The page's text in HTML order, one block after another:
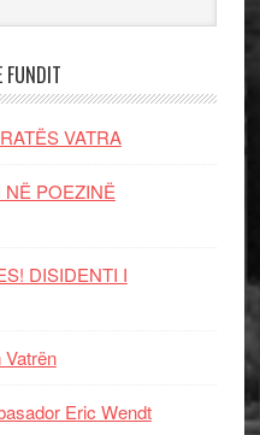
FUNDIT
VATRA
NË POEZINË
DISIDENTI I
Vatrën
Eric Wendt